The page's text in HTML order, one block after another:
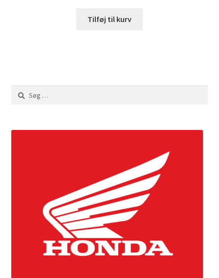
Tilføj til kurv
Søg
efter: